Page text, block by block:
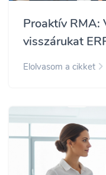
Proaktív RMA:
visszárukat
Elolvasom a cikket